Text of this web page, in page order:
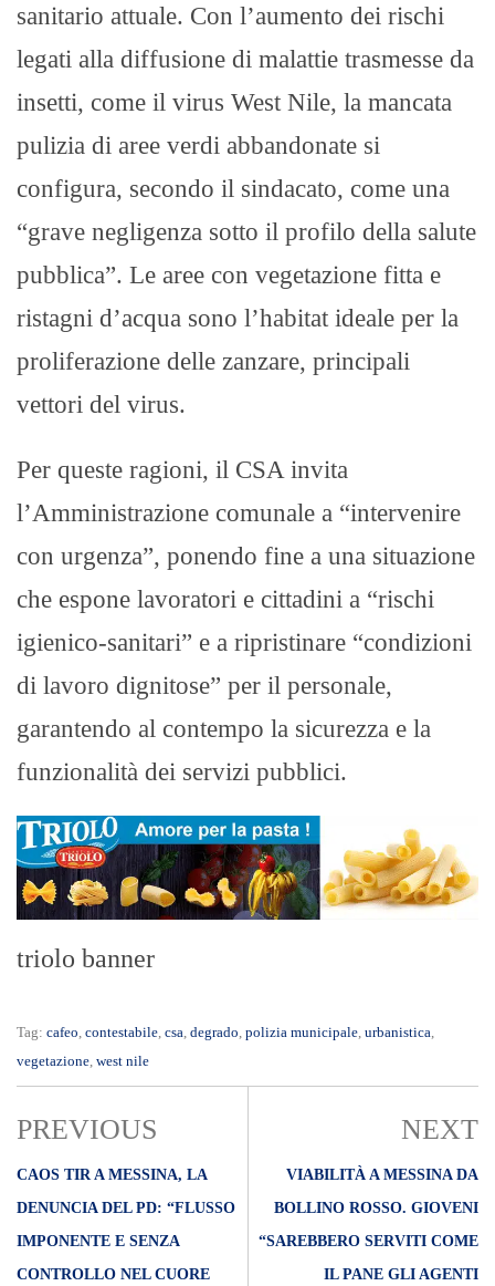
sanitario attuale. Con l’aumento dei rischi
legati alla diffusione di malattie trasmesse da
insetti, come il virus West Nile, la mancata
pulizia di aree verdi abbandonate si
configura, secondo il sindacato, come una
“grave negligenza sotto il profilo della salute
pubblica”. Le aree con vegetazione fitta e
ristagni d’acqua sono l’habitat ideale per la
proliferazione delle zanzare, principali
vettori del virus.
Per queste ragioni, il CSA invita
l’Amministrazione comunale a “intervenire
con urgenza”, ponendo fine a una situazione
che espone lavoratori e cittadini a “rischi
igienico-sanitari” e a ripristinare “condizioni
di lavoro dignitose” per il personale,
garantendo al contempo la sicurezza e la
funzionalità dei servizi pubblici.
triolo banner
Tag: cafeo contestabile csa degrado polizia municipale urbanistica
vegetazione west nile
PREVIOUS
CAOS TIR A MESSINA, LA
DENUNCIA DEL PD: “FLUSSO
IMPONENTE E SENZA
CONTROLLO NEL CUORE
NEXT
VIABILITÀ A MESSINA DA
BOLLINO ROSSO. GIOVENI
“SAREBBERO SERVITI COME
IL PANE GLI AGENTI